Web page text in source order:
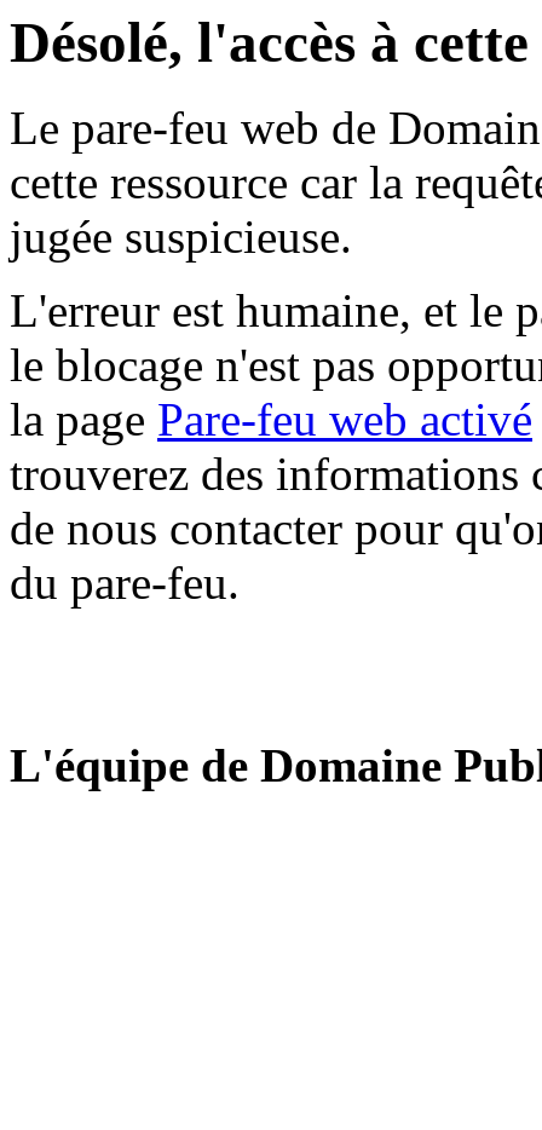
Désolé, l'accès à
Le pare-feu web de
cette ressource car la
jugée suspicieuse.
L'erreur est humaine, et le
le blocage n'est pas
la page Pare-feu web activé
trouverez des informations
de nous contacter pour
du pare-feu.
L'équipe de Domaine